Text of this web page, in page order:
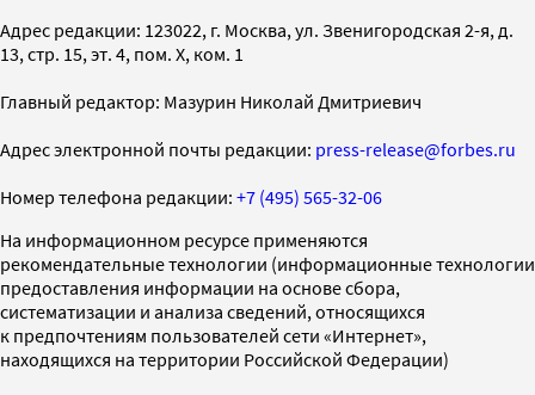
Адрес редакции: 123022, г. Москва, ул. Звенигородская 2-я, д.
13, стр. 15, эт. 4, пом. X, ком. 1
Главный редактор: Мазурин Николай Дмитриевич
Адрес электронной почты редакции: press-release@forbes.ru
Номер телефона редакции: +7 (495) 565-32-06
На информационном ресурсе применяются
рекомендательные технологии (информационные технологии
предоставления информации на основе сбора,
систематизации и анализа сведений, относящихся
к предпочтениям пользователей сети «Интернет»,
находящихся на территории Российской Федерации)